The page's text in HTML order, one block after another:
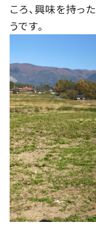
ころ、興味を持っ
うです。